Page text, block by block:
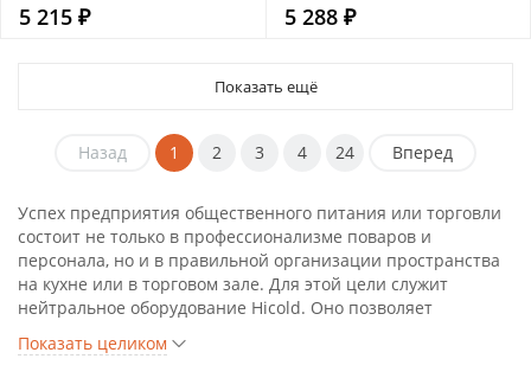
5 215 ₽ 5 288 ₽
Показать ещё
Назад 1 2 3 4 24 Вперед
Успех предприятия общественного питания или торговли
состоит не только в профессионализме поваров и
персонала, но и в правильной организации пространства
на кухне или в торговом зале. Для этой цели служит
нейтральное оборудование Hicold. Оно позволяет
работу персонала, работу оборудования и
Показать целиком